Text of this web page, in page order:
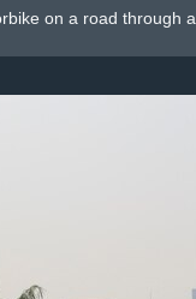
on a road through